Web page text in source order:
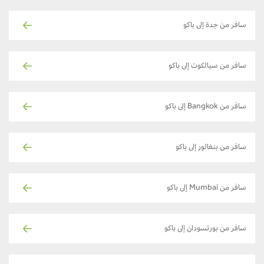
سافر من جدة إلى باكو
سافر من سيالكوت إلى باكو
سافر من Bangkok إلى باكو
سافر من بنغالور إلى باكو
سافر من Mumbai إلى باكو
سافر من بورتسودان إلى باكو